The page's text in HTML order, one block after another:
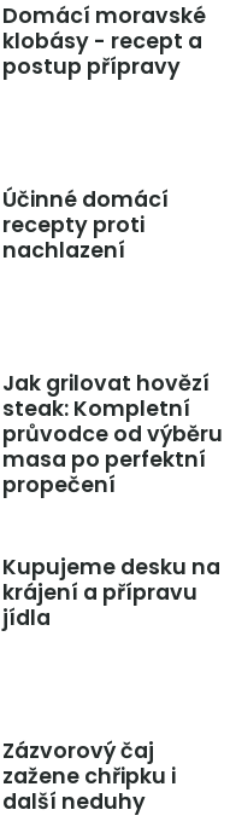
Domácí moravské
klobásy - recept a
postup přípravy
Účinné domácí
recepty proti
nachlazení
Jak grilovat hovězí
steak: Kompletní
průvodce od výběru
masa po perfektní
propečení
Kupujeme desku na
krájení a přípravu
jídla
Zázvorový čaj
zažene chřipku i
další neduhy